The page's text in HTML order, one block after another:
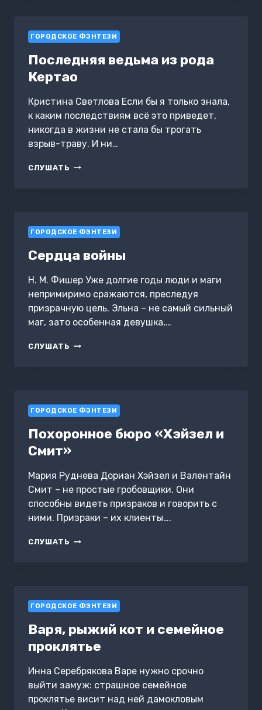
ГОРОДСКОЕ ФЭНТЕЗИ
Последняя ведьма из рода
Кертао
Кристина Светлова Если бы я только знала,
к каким последствиям всё это приведет,
никогда в жизни не стала бы трогать
взрыв-траву. И ни…
СЛУШАТЬ ПОСЛЕДНЯЯ
ГОРОДСКОЕ ФЭНТЕЗИ
Сердца войны
Н. М. Фишер Уже долгие годы люди и маги
непримиримо сражаются, преследуя
призрачную цель. Эльна – не самый сильный
маг, зато особенная девушка,…
СЛУШАТЬ СЕРДЦА
ГОРОДСКОЕ ФЭНТЕЗИ
Похоронное бюро «Хэйзел и
Смит»
Мария Руднева Дориан Хэйзел и Валентайн
Смит – не простые гробовщики. Они
способны видеть призраков и говорить с
ними. Призраки – их клиенты….
СЛУШАТЬ ПОХОРОННОЕ
ГОРОДСКОЕ ФЭНТЕЗИ
Варя, рыжий кот и семейное
проклятье
Инна Серебрякова Варе нужно срочно
выйти замуж: страшное семейное
проклятье висит над ней дамокловым